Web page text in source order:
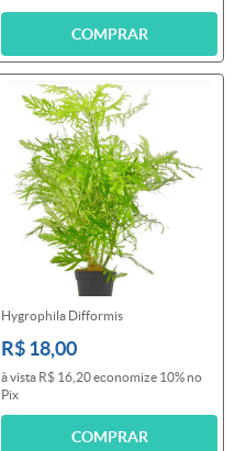
COMPRAR
Hygrophila Difformis
R$ 18,00
à vista R$ 16,20economize 10% no
Pix
COMPRAR